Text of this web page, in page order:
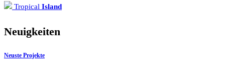
Tropical Island
Neuigkeiten
Neuste Projekte